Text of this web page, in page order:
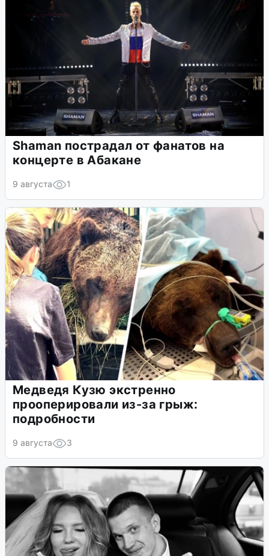
Shaman пострадал от фанатов на
концерте в Абакане
9 августа 1
Медведя Кузю экстренно
прооперировали из-за грыж:
подробности
9 августа 3